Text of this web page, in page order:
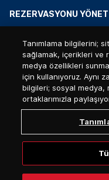
REZERVASYONU YÖNET
BIZI BUL
GDPR - Kişisel Veriler
Privacy Notice - Unified
Privacy Policy - Call
Whistleblowing
Çerez (Cookies)
Tanımlama bilgilerini;
sağlamak, içerikleri ve
medya özellikleri
için kullanıyoruz. Aynı
bilgileri; sosyal medya,
ortaklarımızla